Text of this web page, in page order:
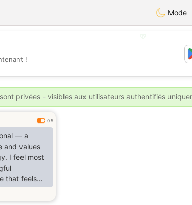
Mode
💕
!
privées - visibles aux utilisateurs authentifiés
0.5
— a
and values
I feel most
that feels
drawn to